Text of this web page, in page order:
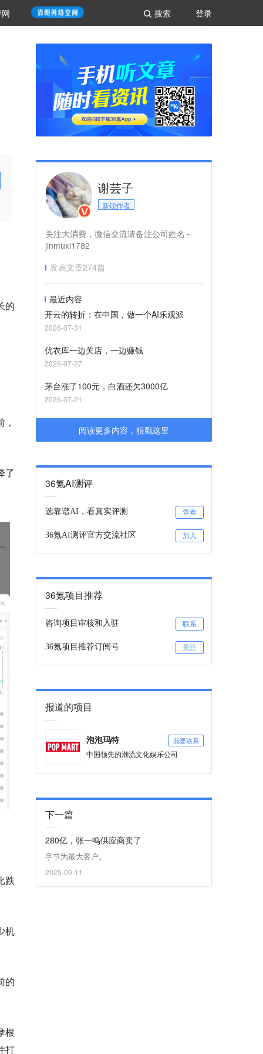
登录
搜索
的
了
跌
机
的
根
打
谢芸子
新锐作者
关注大消费，微信交流请备注公司姓名～
jinmuxi1782
发表文章274篇
最近内容
开云的转折：在中国，做一个AI乐观派
2026-07-31
优衣库一边关店，一边赚钱
2026-07-27
茅台涨了100元，白酒还欠3000亿
2026-07-21
阅读更多内容，狠戳这里
36氪AI测评
选靠谱AI，看真实评测 查看
36氪AI测评官方交流社区 加入
36氪项目推荐
咨询项目审核和入驻 联系
36氪项目推荐订阅号 关注
报道的项目
泡泡玛特 我要联系
中国领先的潮流文化娱乐公司
下一篇
280亿，张一鸣供应商卖了
字节为最大客户。
2025-09-11